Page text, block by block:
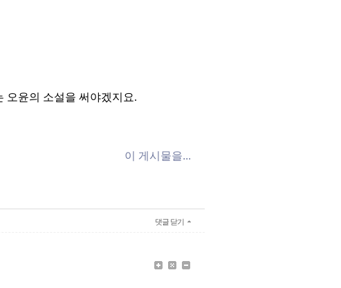
오윤의 소설을 써야겠지요.
이 게시물을...
댓글 닫기